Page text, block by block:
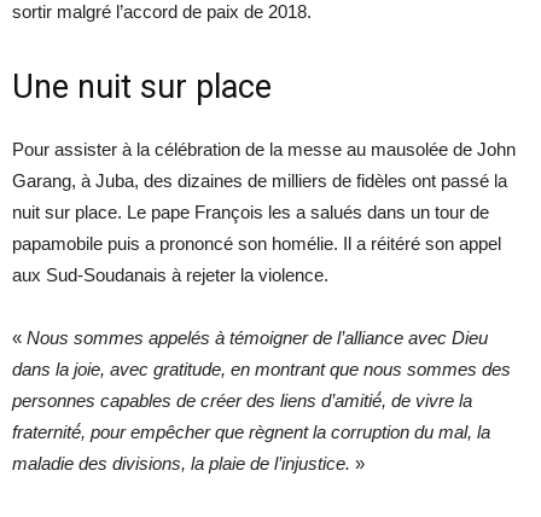
sortir malgré l’accord de paix de 2018.
Une nuit sur place
Pour assister à la célébration de la messe au mausolée de John
Garang, à Juba, des dizaines de milliers de fidèles ont passé la
nuit sur place. Le pape François les a salués dans un tour de
papamobile puis a prononcé son homélie. Il a réitéré son appel
aux Sud-Soudanais à rejeter la violence.
« Nous sommes appelés à témoigner de l’alliance avec Dieu
dans la joie, avec gratitude, en montrant que nous sommes des
personnes capables de créer des liens d’amitié́, de vivre la
fraternité́, pour empêcher que règnent la corruption du mal, la
maladie des divisions, la plaie de l’injustice. »